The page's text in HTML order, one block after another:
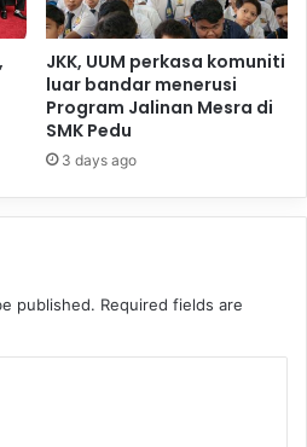
JKK, UUM perkasa komuniti
luar bandar menerusi
Program Jalinan Mesra di
SMK Pedu
3 days ago
published. Required fields are